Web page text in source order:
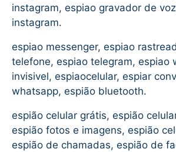
instagram, espiao gravador de
instagram.
espiao messenger, espiao
telefone, espiao telegram, espiao
invisivel, espiaocelular, espiar
whatsapp, espião bluetooth.
espião celular grátis, espião
espião fotos e imagens, espião
espião de chamadas, espião de